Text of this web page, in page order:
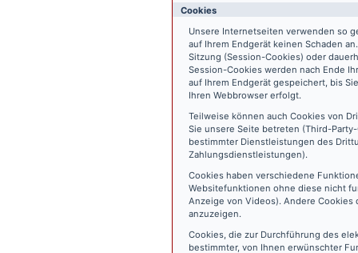
Cookies
Unsere Internetseiten verwenden so
auf Ihrem Endgerät keinen Schaden
Sitzung (Session-Cookies) oder
Session-Cookies werden nach Ende
auf Ihrem Endgerät gespeichert, bis
Ihren Webbrowser erfolgt.
Teilweise können auch Cookies von
Sie unsere Seite betreten (Third-
bestimmter Dienstleistungen des
Zahlungsdienstleistungen).
Cookies haben verschiedene
Websitefunktionen ohne diese nicht
Anzeige von Videos). Andere
anzuzeigen.
Cookies, die zur Durchführung des
bestimmter, von Ihnen erwünschter